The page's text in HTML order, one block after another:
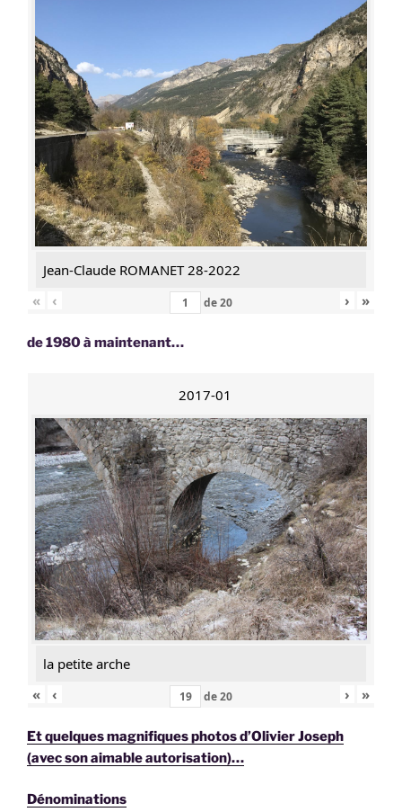
Jean-Claude ROMANET 28-2022
«
‹ de20 › »
de 1980 à maintenant…
2017-01
la petite arche
«
‹ de20 › »
Et quelques magnifiques photos d’Olivier Joseph
(avec son aimable autorisation)…
Dénominations